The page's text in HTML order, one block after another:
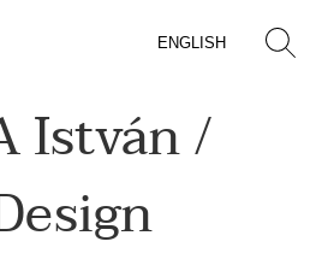
ENGLISH
István /